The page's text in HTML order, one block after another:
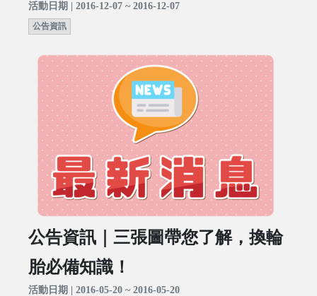
活動日期 | 2016-12-07 ~ 2016-12-07
公告資訊
公告資訊｜三張圖帶您了解，換輪
胎必備知識！
活動日期 | 2016-05-20 ~ 2016-05-20